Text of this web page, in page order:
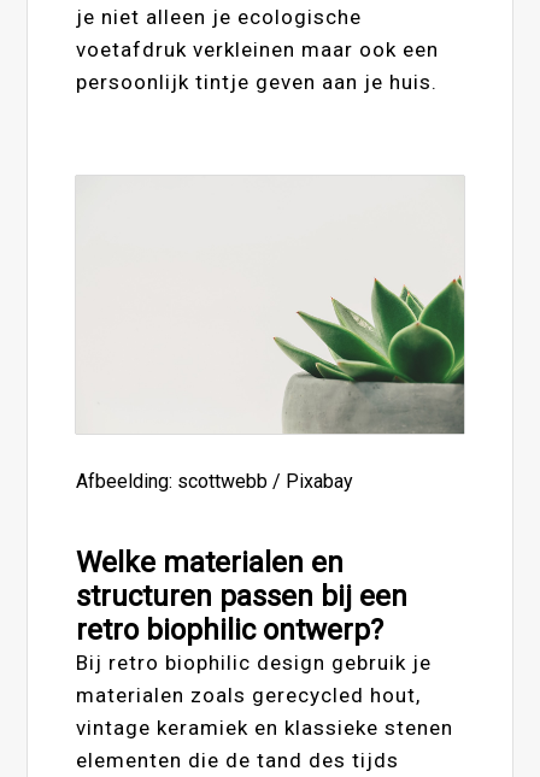
je niet alleen je ecologische
voetafdruk verkleinen maar ook een
persoonlijk tintje geven aan je huis.
Afbeelding: scottwebb / Pixabay
Welke materialen en
structuren passen bij een
retro biophilic ontwerp?
Bij retro biophilic design gebruik je
materialen zoals gerecycled hout,
vintage keramiek en klassieke stenen
elementen die de tand des tijds